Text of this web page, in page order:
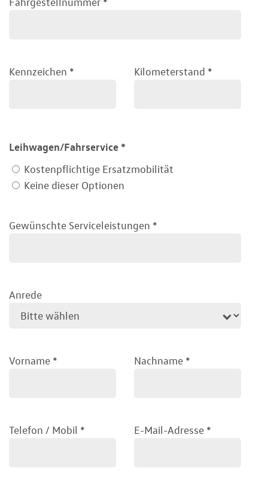
Kennzeichen * Kilometerstand *
Leihwagen/Fahrservice *
Kostenpflichtige Ersatzmobilität
Keine dieser Optionen
Gewünschte Serviceleistungen *
Anrede
Vorname * Nachname *
Telefon / Mobil * E-Mail-Adresse *